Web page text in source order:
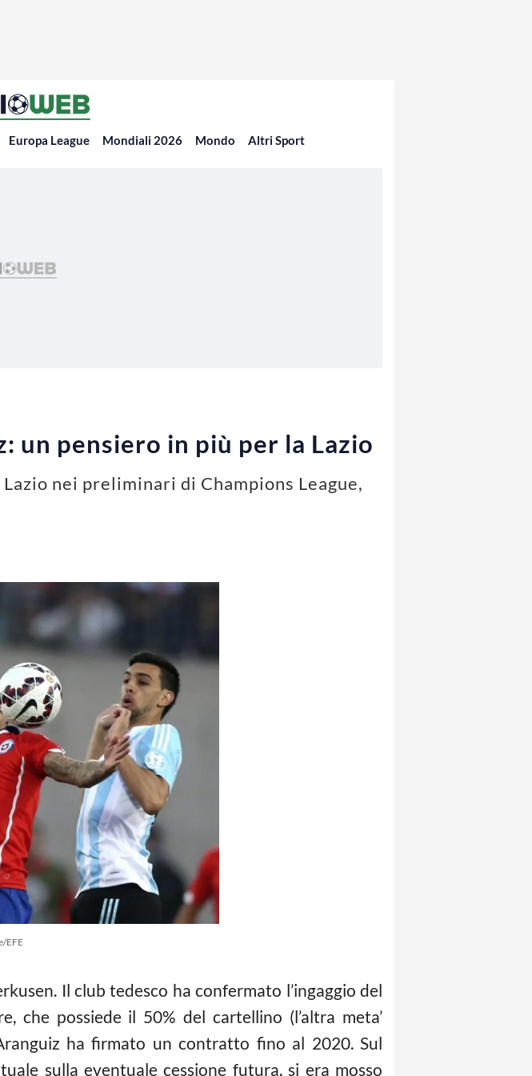
Europa League Mondiali 2026 Mondo Altri Sport
un pensiero in più per la Lazio
nei preliminari di Champions League,
EFE
Il club tedesco ha confermato l’ingaggio del
che possiede il 50% del cartellino (l’altra meta’
ha firmato un contratto fino al 2020. Sul
sulla eventuale cessione futura, si era mosso